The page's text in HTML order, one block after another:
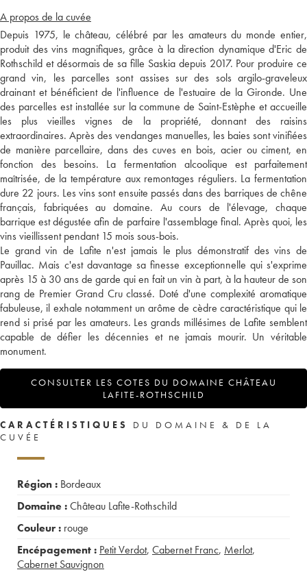
A propos de la cuvée
Depuis 1975, le château, célébré par les amateurs du monde entier,
produit des vins magnifiques, grâce à la direction dynamique d'Eric de
Rothschild et désormais de sa fille Saskia depuis 2017. Pour produire ce
grand vin, les parcelles sont assises sur des sols argilo-graveleux
drainant et bénéficient de l'influence de l'estuaire de la Gironde. Une
des parcelles est installée sur la commune de Saint-Estèphe et accueille
les plus vieilles vignes de la propriété, donnant des raisins
extraordinaires. Après des vendanges manuelles, les baies sont vinifiées
de manière parcellaire, dans des cuves en bois, acier ou ciment, en
fonction des besoins. La fermentation alcoolique est parfaitement
maîtrisée, de la température aux remontages réguliers. La fermentation
dure 22 jours. Les vins sont ensuite passés dans des barriques de chêne
français, fabriquées au domaine. Au cours de l'élevage, chaque
barrique est dégustée afin de parfaire l'assemblage final. Après quoi, les
vins vieillissent pendant 15 mois sous-bois.
Le grand vin de Lafite n'est jamais le plus démonstratif des vins de
Pauillac. Mais c'est davantage sa finesse exceptionnelle qui s'exprime
après 15 à 30 ans de garde qui en fait un vin à part, à la hauteur de son
rang de Premier Grand Cru classé. Doté d'une complexité aromatique
fabuleuse, il exhale notamment un arôme de cèdre caractéristique qui le
rend si prisé par les amateurs. Les grands millésimes de Lafite semblent
capable de défier les décennies et ne jamais mourir. Un véritable
monument.
CONSULTER LES COTES DU DOMAINE CHÂTEAU
LAFITE-ROTHSCHILD
CARACTÉRISTIQUES
DU DOMAINE & DE LA
CUVÉE
Région : Bordeaux
Domaine :Château Lafite-Rothschild
Couleur : rouge
Encépagement : Petit Verdot, Cabernet Franc, Merlot,
Cabernet Sauvignon